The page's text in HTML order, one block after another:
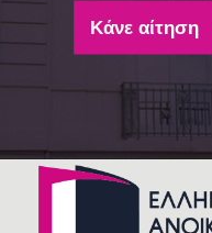
Κάνε αίτηση